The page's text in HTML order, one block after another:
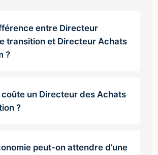
entre Directeur
transition et Directeur Achats
?
coûte un Directeur des Achats
?
peut-on attendre d’une